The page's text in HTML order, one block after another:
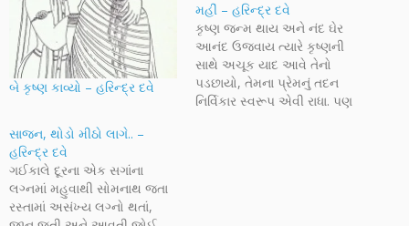
બે કૃષ્ણ કાવ્યો – હરિન્દ્ર દવે
મહીં – હરિન્દ્ર દવે
કૃષ્ણ જન્મ થાય અને નંદ ઘેર
આનંદ ઉજવાય ત્યારે કૃષ્ણની
સાથે અચૂક યાદ આવે તેનો
પડછાયો, તેમના પ્રેમનું તદન
નિર્વિકાર સ્વરૂપ એવી રાધા. પણ
સાજન, થોડો મીઠો લાગે.. –
હરિન્દ્ર દવે
ગઈકાલે દૂરના એક સગાંના
લગ્નમાં મહુવાથી સોમનાથ જતા
રસ્તામાં અસંખ્ય લગ્નો થતાં,